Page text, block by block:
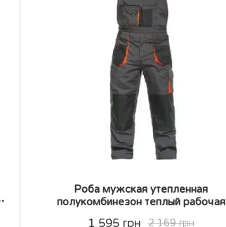
Роба мужская утепленная
полукомбинезон теплый рабочая
2 169 грн
1 595 грн